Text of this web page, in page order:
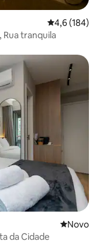
4,6 de uma
4,6 (184)
Rua tranquila
Novo
Novo
da Cidade